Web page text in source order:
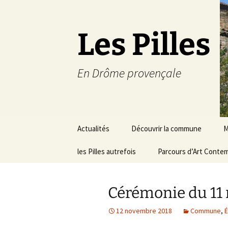
Les Pilles
En Drôme provençale
Aller
contenu
Actualités Découvrir la commune
Le mot du maire
Plans du village
les Pilles autrefois Parcours d’Art
Cérémonie du
12 novembre 2018 Commune,